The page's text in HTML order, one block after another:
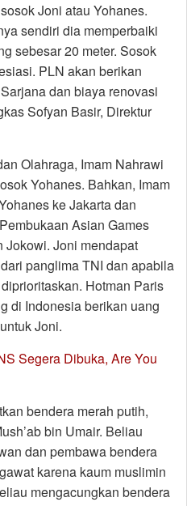
Joni atau Yohanes.
sendiri dia memperbaiki
sebesar 20 meter. Sosok
PLN akan berikan
dan biaya renovasi
Sofyan Basir, Direktur
Olahraga, Imam Nahrawi
Yohanes. Bahkan, Imam
ke Jakarta dan
Asian Games
Jokowi. Joni mendapat
panglima TNI dan apabila
Hotman Paris
di Indonesia berikan uang
Joni.
Segera Dibuka, Are You
bendera merah putih,
bin Umair. Beliau
dan pembawa bendera
karena kaum muslimin
mengacungkan bendera